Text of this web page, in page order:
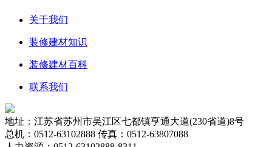
关于我们
装修建材知识
装修建材百科
联系我们
地址：江苏省苏州市吴江区七都镇亨通大道(230省道)8号
总机：0512-63102888 传真：0512-63807088